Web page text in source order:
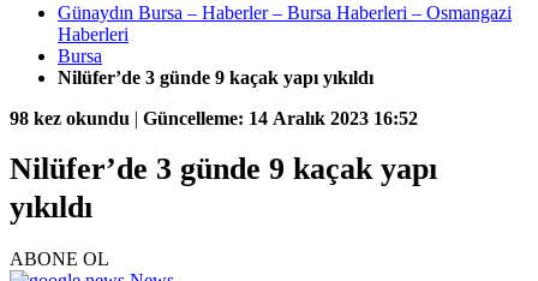
Günaydın Bursa – Haberler – Bursa Haberleri – Osmangazi
Haberleri
Bursa
Nilüfer’de 3 günde 9 kaçak yapı yıkıldı
98 kez okundu | Güncelleme: 14 Aralık 2023 16:52
Nilüfer’de 3 günde 9 kaçak yapı
yıkıldı
ABONE OL